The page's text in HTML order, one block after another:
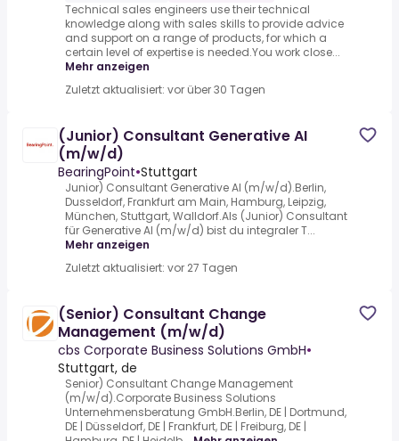
Technical sales engineers use their technical
knowledge along with sales skills to provide advice
and support on a range of products, for which a
certain level of expertise is needed.You work close...
Mehr anzeigen
Zuletzt aktualisiert: vor über 30 Tagen
(Junior) Consultant Generative AI
(m/w/d)
BearingPoint•Stuttgart
Junior) Consultant Generative AI (m/w/d).Berlin,
Dusseldorf, Frankfurt am Main, Hamburg, Leipzig,
München, Stuttgart, Walldorf.Als (Junior) Consultant
für Generative AI (m/w/d) bist du integraler T...
Mehr anzeigen
Zuletzt aktualisiert: vor 27 Tagen
(Senior) Consultant Change
Management (m/w/d)
cbs Corporate Business Solutions GmbH•
Stuttgart, de
Senior) Consultant Change Management
(m/w/d).Corporate Business Solutions
Unternehmensberatung GmbH.Berlin, DE | Dortmund,
DE | Düsseldorf, DE | Frankfurt, DE | Freiburg, DE |